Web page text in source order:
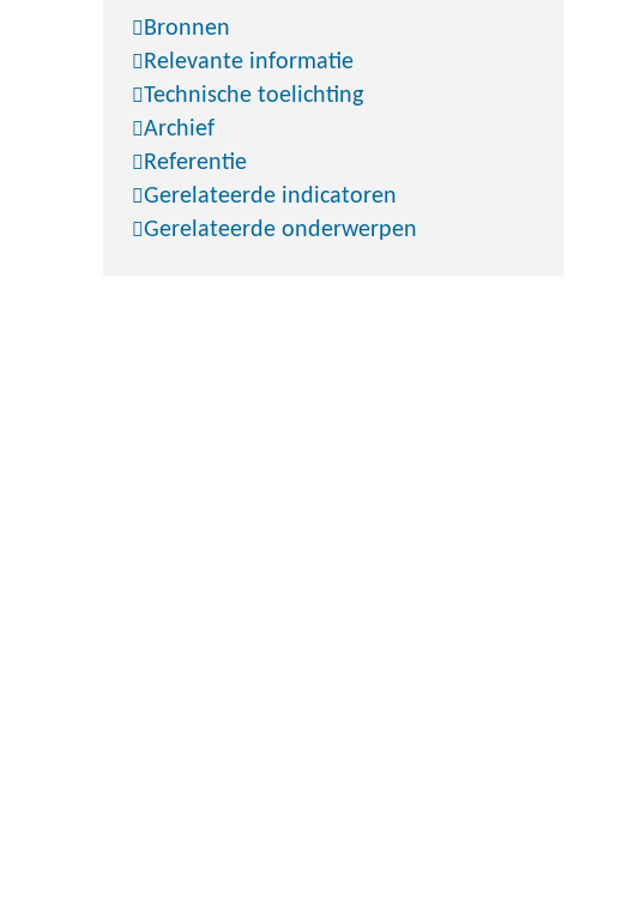
Bronnen
Relevante informatie
Technische toelichting
Archief
Referentie
Gerelateerde indicatoren
Gerelateerde onderwerpen